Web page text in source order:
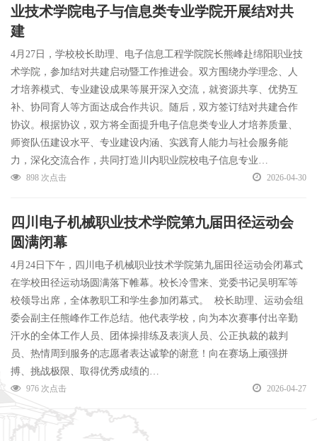
业技术学院电子与信息类专业学院开展结对共
建
4月27日，学校校长助理、电子信息工程学院院长熊峰赴绵阳职业技
术学院，参加结对共建启动暨工作推进会。双方围绕办学理念、人
才培养模式、专业建设成果等展开深入交流，就资源共享、优势互
补、协同育人等方面达成合作共识。随后，双方签订结对共建合作
协议。根据协议，双方将全面提升电子信息类专业人才培养质量、
师资队伍建设水平、专业建设内涵、实践育人能力与社会服务能
力，深化交流合作，共同打造川内职业院校电子信息专业…
898 次点击 2026-04-30
四川电子机械职业技术学院第九届田径运动会
圆满闭幕
4月24日下午，四川电子机械职业技术学院第九届田径运动会闭幕式
在学校田径运动场圆满落下帷幕。校长冷雪来、党委书记吴明军等
校领导出席，全体教职工和学生参加闭幕式。 校长助理、运动会组
委会副主任熊峰作工作总结。他代表学校，向为本次赛事付出辛勤
汗水的全体工作人员、团体操排练及表演人员、公正执裁的裁判
员、热情周到服务的志愿者表达诚挚的谢意！向在赛场上顽强拼
搏、挑战极限、取得优秀成绩的…
976 次点击 2026-04-27